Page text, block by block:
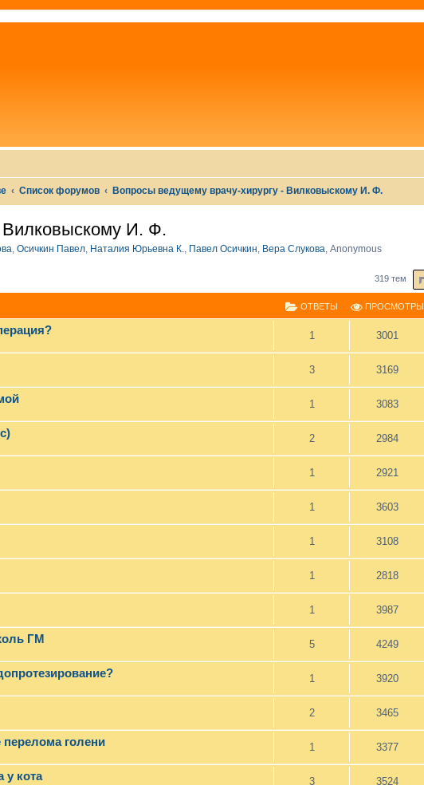
Список форумов Вопросы ведущему врачу-хирургу - Вилковыскому И. Ф.
Вилковыскому И. Ф.
, Осичкин Павел, Наталия Юрьевна К., Павел Осичкин, Вера Слукова, Anonymous
ПОИСК 319 тем
ОТВЕТЫ ПРОСМОТРЫ
1 3001
3 3169
1 3083
2 2984
1 2921
1 3603
1 3108
1 2818
1 3987
ГМ 5 4249
1 3920
2 3465
перелома голени 1 3377
у кота 3 3524